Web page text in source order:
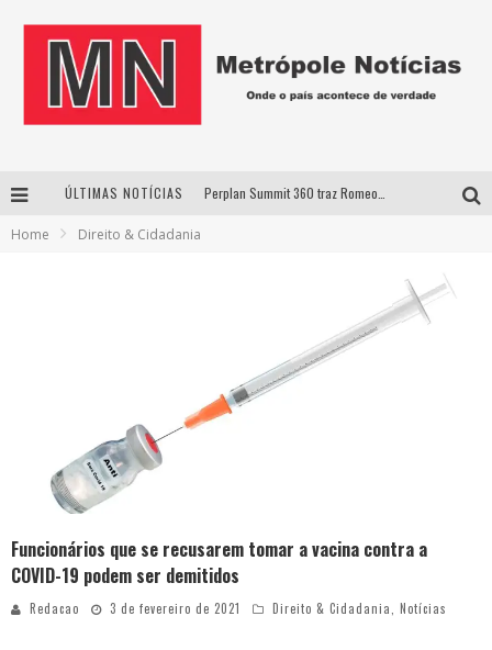
ÚLTIMAS NOTÍCIAS
Agosto Dourado: apoio, informação e acolhimento fortalecem o sucesso da amamentação
Home Direito & Cidadania
Funcionários que se recusarem tomar a vacina contra a
COVID-19 podem ser demitidos
Redacao 3 de fevereiro de 2021 Direito & Cidadania, Notícias